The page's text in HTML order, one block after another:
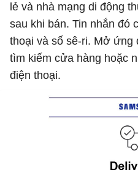
lẻ và nhà mạng di động
sau khi bán. Tin nhắn đó
thoại và số sê-ri. Mở ứng
tìm kiếm cửa hàng hoặc
điện thoại.